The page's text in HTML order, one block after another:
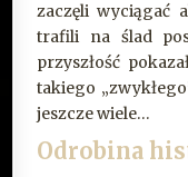
zaczęli wyciągać
trafili na ślad
przyszłość
takiego
jeszcze wiele…
Odrobina